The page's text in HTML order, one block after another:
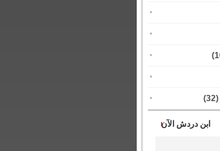
(32)
ابن دردش الآن